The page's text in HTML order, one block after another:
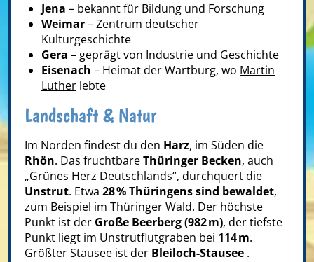
Jena – bekannt für Bildung und Forschung
Weimar– Zentrum deutscher
Kulturgeschichte
Gera – geprägt von Industrie und Geschichte
Eisenach – Heimat der Wartburg, wo Martin
Luther lebte
Landschaft & Natur
Im Norden findest du den Harz, im Süden die
Rhön. Das fruchtbareThüringer Becken, auch
„Grünes Herz Deutschlands“, durchquert die
Unstrut. Etwa 28 % Thüringens sind bewaldet,
zum Beispiel im Thüringer Wald. Der höchste
Punkt ist der Große Beerberg (982 m), der tiefste
Punkt liegt im Unstrutflutgraben bei 114 m.
Größter Stausee ist der Bleiloch-Stausee .